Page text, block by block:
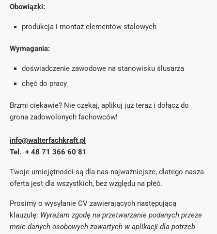
Obowiązki:
produkcja i montaż elementów stalowych
Wymagania:
doświadczenie zawodowe na stanowisku ślusarza
chęć do pracy
Brzmi ciekawie? Nie czekaj, aplikuj już teraz i dołącz do
grona zadowolonych fachowców!
info@walterfachkraft.pl
Tel. + 48 71 366 60 81
Twoje umiejętności są dla nas najważniejsze, dlatego nasza
oferta jest dla wszystkich, bez względu na płeć.
Prosimy o wysyłanie CV zawierających następującą
klauzulę: Wyrażam zgodę na przetwarzanie podanych przeze
mnie danych osobowych zawartych w aplikacji dla potrzeb